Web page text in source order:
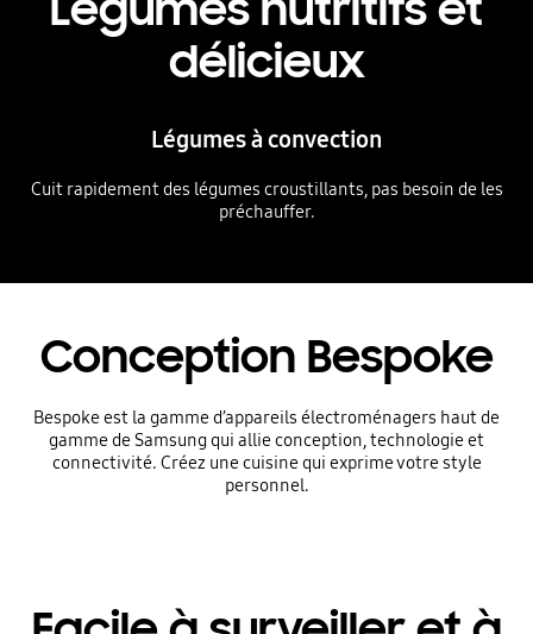
délicieux
Légumes à convection
Cuit rapidement des légumes croustillants, pas besoin de les
préchauffer.
Conception Bespoke
Bespoke est la gamme d’appareils électroménagers haut de
gamme de Samsung qui allie conception, technologie et
connectivité. Créez une cuisine qui exprime votre style
personnel.